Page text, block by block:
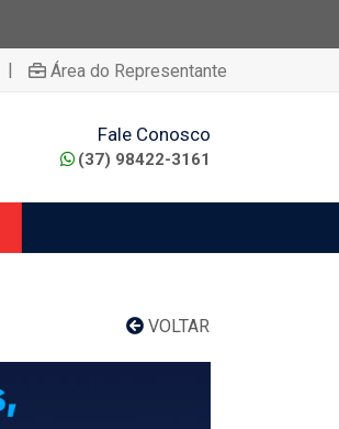
| Área do Representante
Fale Conosco
(37) 98422-3161
VOLTAR